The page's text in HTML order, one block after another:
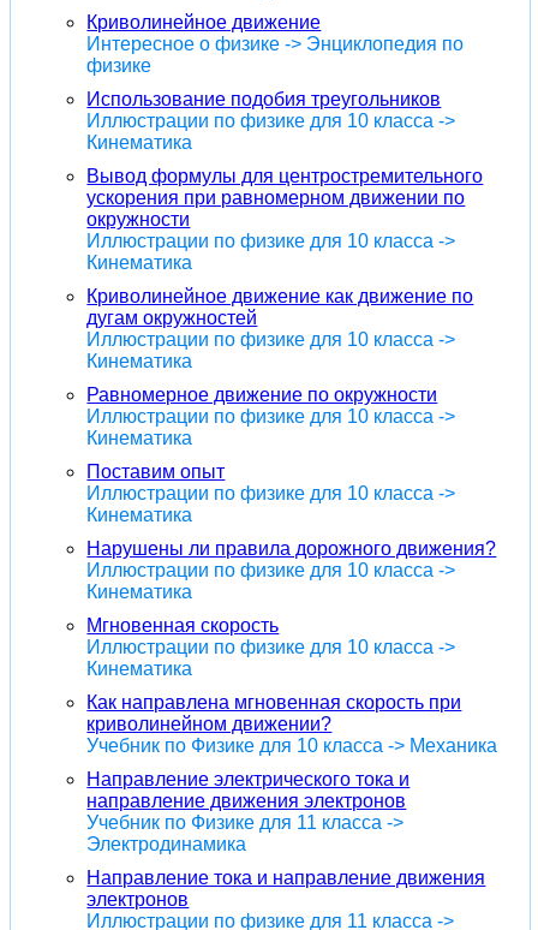
Криволинейное движение
Интересное о физике -> Энциклопедия по
физике
Использование подобия треугольников
Иллюстрации по физике для 10 класса ->
Кинематика
Вывод формулы для центростремительного
ускорения при равномерном движении по
окружности
Иллюстрации по физике для 10 класса ->
Кинематика
Криволинейное движение как движение по
дугам окружностей
Иллюстрации по физике для 10 класса ->
Кинематика
Равномерное движение по окружности
Иллюстрации по физике для 10 класса ->
Кинематика
Поставим опыт
Иллюстрации по физике для 10 класса ->
Кинематика
Нарушены ли правила дорожного движения?
Иллюстрации по физике для 10 класса ->
Кинематика
Мгновенная скорость
Иллюстрации по физике для 10 класса ->
Кинематика
Как направлена мгновенная скорость при
криволинейном движении?
Учебник по Физике для 10 класса -> Механика
Направление электрического тока и
направление движения электронов
Учебник по Физике для 11 класса ->
Электродинамика
Направление тока и направление движения
электронов
Иллюстрации по физике для 11 класса ->